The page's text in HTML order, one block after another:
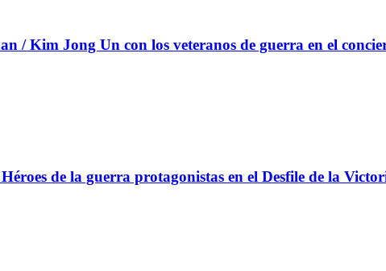
/ Kim Jong Un con los veteranos de guerra en el
de la guerra protagonistas en el Desfile de la